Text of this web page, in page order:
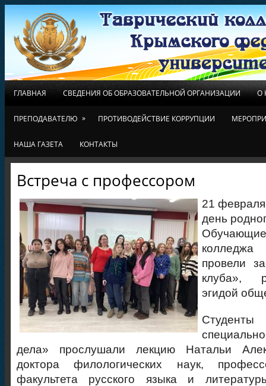
ГЛАВНАЯ СВЕДЕНИЯ ОБ ОБРАЗОВАТЕЛЬНОЙ ОРГАНИЗАЦИИ О
ПРЕПОДАВАТЕЛЮ » ПРОТИВОДЕЙСТВИЕ КОРРУПЦИИ
НАША ГАЗЕТА КОНТАКТЫ
Встреча с профессором
21
день
провели
клуба»,
эгидой
дела» прослушали лекцию Натальи
доктора филологических наук,
факультета русского языка и